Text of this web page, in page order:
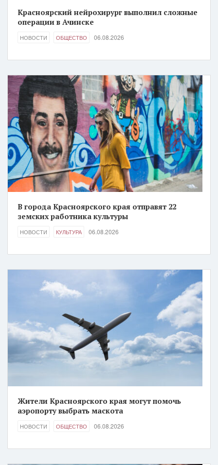
Красноярский нейрохирург выполнил сложные
операции в Ачинске
НОВОСТИ ОБЩЕСТВО 06.08.2026
В города Красноярского края отправят 22
земских работника культуры
НОВОСТИ КУЛЬТУРА 06.08.2026
Жители Красноярского края могут помочь
аэропорту выбрать маскота
НОВОСТИ ОБЩЕСТВО 06.08.2026